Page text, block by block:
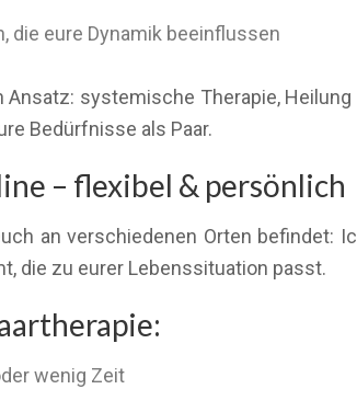
die eure Dynamik beeinflussen
systemische Therapie,
Bedürfnisse als Paar.
– flexibel & persönlich
an verschiedenen Orten befindet:
die zu eurer Lebenssituation passt.
wenig Zeit